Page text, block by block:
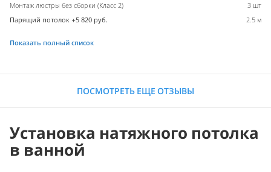
Монтаж люстры без сборки (Класс 2)
3 шт
Парящий потолок +5 820 руб.
2.5 м
Показать полный список
ПОСМОТРЕТЬ ЕЩЕ ОТЗЫВЫ
Установка натяжного потолка
в ванной